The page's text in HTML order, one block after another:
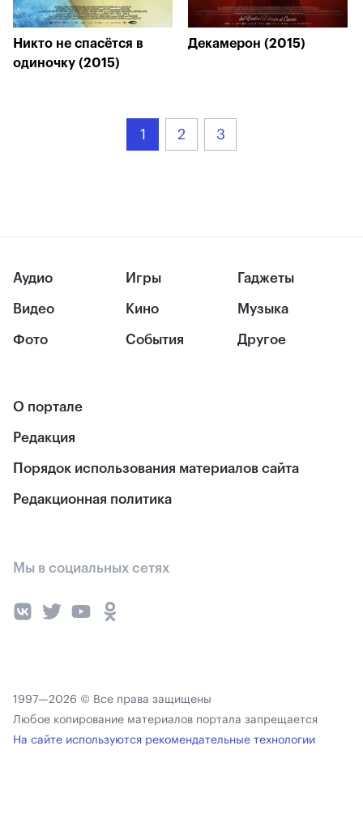
Никто не спасётся в
одиночку (2015)
Декамерон (2015)
1 2 3
Аудио
Видео
Фото
Игры
Кино
События
Гаджеты
Музыка
Другое
О портале
Редакция
Порядок использования материалов сайта
Редакционная политика
Мы в социальных сетях
1997—2026 © Все права защищены
Любое копирование материалов портала запрещается
На сайте используются рекомендательные технологии